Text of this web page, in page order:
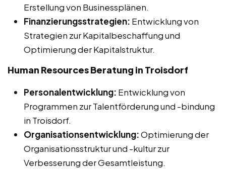
Erstellung von Businessplänen.
Finanzierungsstrategien: Entwicklung von
Strategien zur Kapitalbeschaffung und
Optimierung der Kapitalstruktur.
Human Resources Beratung in Troisdorf
Personalentwicklung: Entwicklung von
Programmen zur Talentförderung und -bindung
in Troisdorf.
Organisationsentwicklung:Optimierung der
Organisationsstruktur und -kultur zur
Verbesserung der Gesamtleistung.